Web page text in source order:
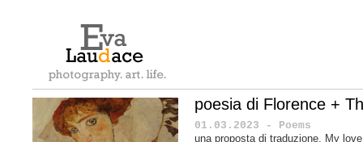
poesia di Florence +
01.03.2023 - Poems
una proposta di traduzione, My